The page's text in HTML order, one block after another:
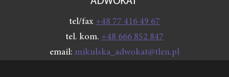
tel/fax +48 77 416 49 67
tel. kom. +48 666 852 847
email: mikulska_adwokat@tlen.pl